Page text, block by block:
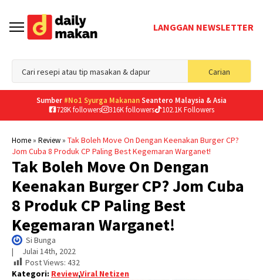
LANGGAN NEWSLETTER
Carian
for:
Sumber #No1 Syurga MakananSeantero Malaysia & Asia
728K followers
316K followers 102.1K Followers
Home» Review» Tak Boleh Move On Dengan Keenakan Burger CP?
Jom Cuba 8 Produk CP Paling Best Kegemaran Warganet!
Tak Boleh Move On Dengan
Keenakan Burger CP? Jom Cuba
8 Produk CP Paling Best
Kegemaran Warganet!
Si Bunga
| Julai 14th, 2022
Post Views: 432
Kategori: Review,Viral Netizen